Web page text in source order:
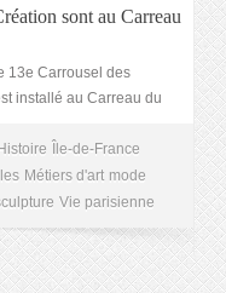
sont au Carreau
13e Carrousel des
installé au Carreau du
Histoire
Île-de-France
Métiers d'art mode
Vie parisienne